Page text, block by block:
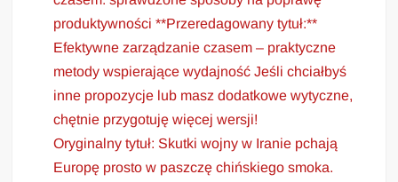
produktywności **Przeredagowany tytuł:**
Efektywne zarządzanie czasem – praktyczne
metody wspierające wydajność Jeśli chciałbyś
inne propozycje lub masz dodatkowe wytyczne,
chętnie przygotuję więcej wersji!
Oryginalny tytuł: Skutki wojny w Iranie pchają
Europę prosto w paszczę chińskiego smoka.